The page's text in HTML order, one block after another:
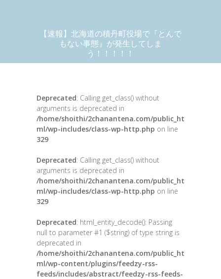
【速報】北海道の積丹町役場で『とんで
もない事態』が発生してしま
う！！！！！
Deprecated: Calling get_class() without
arguments is deprecated in
/home/shoithi/2chanantena.com/public_ht
ml/wp-includes/class-wp-http.php on line
329
Deprecated: Calling get_class() without
arguments is deprecated in
/home/shoithi/2chanantena.com/public_ht
ml/wp-includes/class-wp-http.php on line
329
Deprecated: html_entity_decode(): Passing
null to parameter #1 ($string) of type string is
deprecated in
/home/shoithi/2chanantena.com/public_ht
ml/wp-content/plugins/feedzy-rss-
feeds/includes/abstract/feedzy-rss-feeds-